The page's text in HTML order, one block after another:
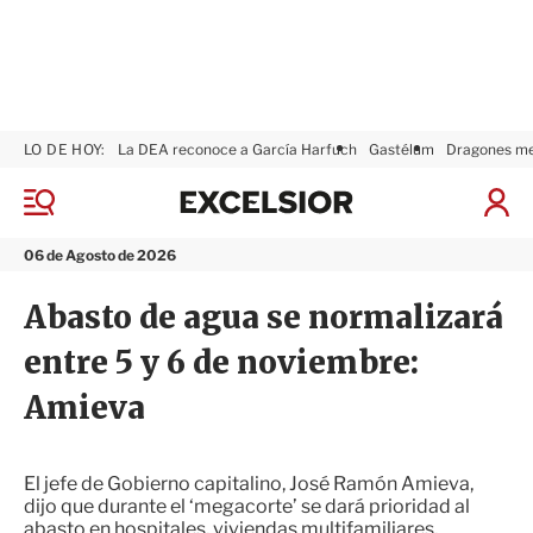
M
n
06 de Agosto de 2026
LO DE HOY: La DEA reconoce a García Harfuch Gastélum Dragones
I
i
a
x
i
o
r
Abasto de agua se normalizará
entre 5 y 6 de noviembre:
Amieva
El jefe de Gobierno capitalino, José Ramón Amieva,
dijo que durante el ‘megacorte’ se dará prioridad al